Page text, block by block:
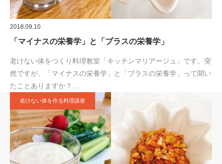
2018.09.10
「マイナスの栄養学」と「プラスの栄養学」
老けない体をつくり料理教室「キッチンマリアージュ」です。突
然ですが、「マイナスの栄養学」と「プラスの栄養学」って聞い
たことありますか？…
老けない体を作る料理講座